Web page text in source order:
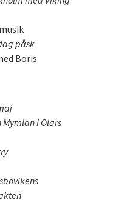
påsk
Boris
i Olars